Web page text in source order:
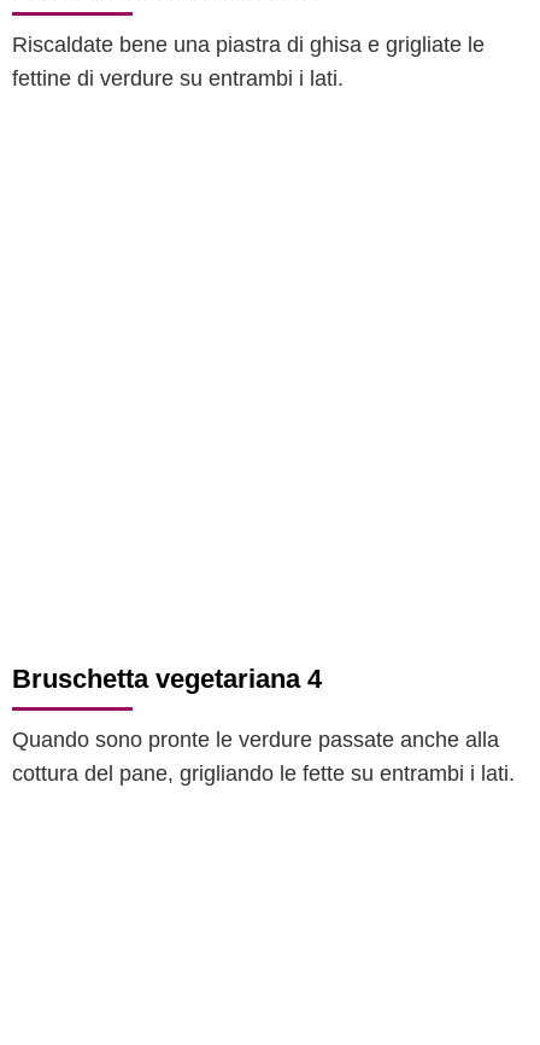
Riscaldate bene una piastra di ghisa e grigliate le
fettine di verdure su entrambi i lati.
Bruschetta vegetariana 4
Quando sono pronte le verdure passate anche alla
cottura del pane, grigliando le fette su entrambi i lati.